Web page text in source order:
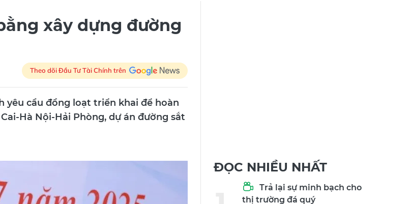
xây dựng đường
Theo dõi Đầu Tư Tài Chính trên
yêu cầu đồng loạt triển khai để hoàn
Hà Nội-Hải Phòng, dự án đường sắt
ĐỌC NHIỀU NHẤT
Trả lại sự minh bạch cho
thị trường đá quý